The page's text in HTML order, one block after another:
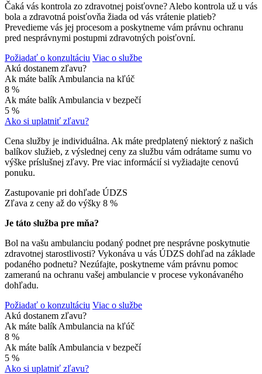
Čaká vás kontrola zo zdravotnej poisťovne? Alebo kontrola už u vás
bola a zdravotná poisťovňa žiada od vás vrátenie platieb?
Prevedieme vás jej procesom a poskytneme vám právnu ochranu
pred nesprávnymi postupmi zdravotných poisťovní.
Požiadať o konzultáciu Viac o službe
Akú dostanem zľavu?
Ak máte balík Ambulancia na kľúč
8 %
Ak máte balík Ambulancia v bezpečí
5 %
Ako si uplatniť zľavu?
Cena služby je individuálna. Ak máte predplatený niektorý z našich
balíkov služieb, z výslednej ceny za službu vám odrátame sumu vo
výške príslušnej zľavy. Pre viac informácií si vyžiadajte cenovú
ponuku.
Zastupovanie pri dohľade ÚDZS
Zľava z ceny až do výšky 8 %
Je táto služba pre mňa?
Bol na vašu ambulanciu podaný podnet pre nesprávne poskytnutie
zdravotnej starostlivosti? Vykonáva u vás ÚDZS dohľad na základe
podaného podnetu? Nezúfajte, poskytneme vám právnu pomoc
zameranú na ochranu vašej ambulancie v procese vykonávaného
dohľadu.
Požiadať o konzultáciu Viac o službe
Akú dostanem zľavu?
Ak máte balík Ambulancia na kľúč
8 %
Ak máte balík Ambulancia v bezpečí
5 %
Ako si uplatniť zľavu?